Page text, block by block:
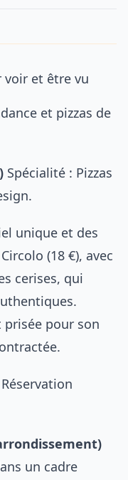
voir et être vu
et pizzas de
Spécialité : Pizzas
unique et des
(18 €), avec
cerises, qui
prisée pour son
un cadre